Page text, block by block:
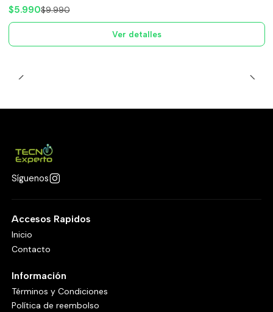
$5.990$9.990
Ver detalles
Síguenos
Accesos Rapidos
Inicio
Contacto
Información
Términos y Condiciones
Política de reembolso